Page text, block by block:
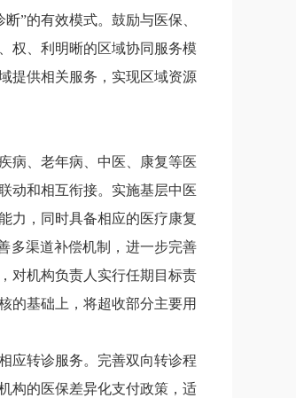
”的有效模式。鼓励与医保、
权、利明晰的区域协同服务模
提供相关服务，实现区域资源
病、老年病、中医、康复等医
动和相互衔接。实施基层中医
力，同时具备相应的医疗康复
多渠道补偿机制，进一步完善
对机构负责人实行任期目标责
的基础上，将超收部分主要用
应转诊服务。完善双向转诊程
构的医保差异化支付政策，适